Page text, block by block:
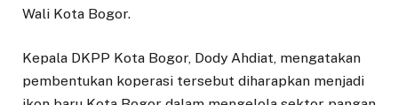
Wali Kota Bogor.
Kepala DKPP Kota Bogor, Dody Ahdiat, mengatakan
pembentukan koperasi tersebut diharapkan menjadi